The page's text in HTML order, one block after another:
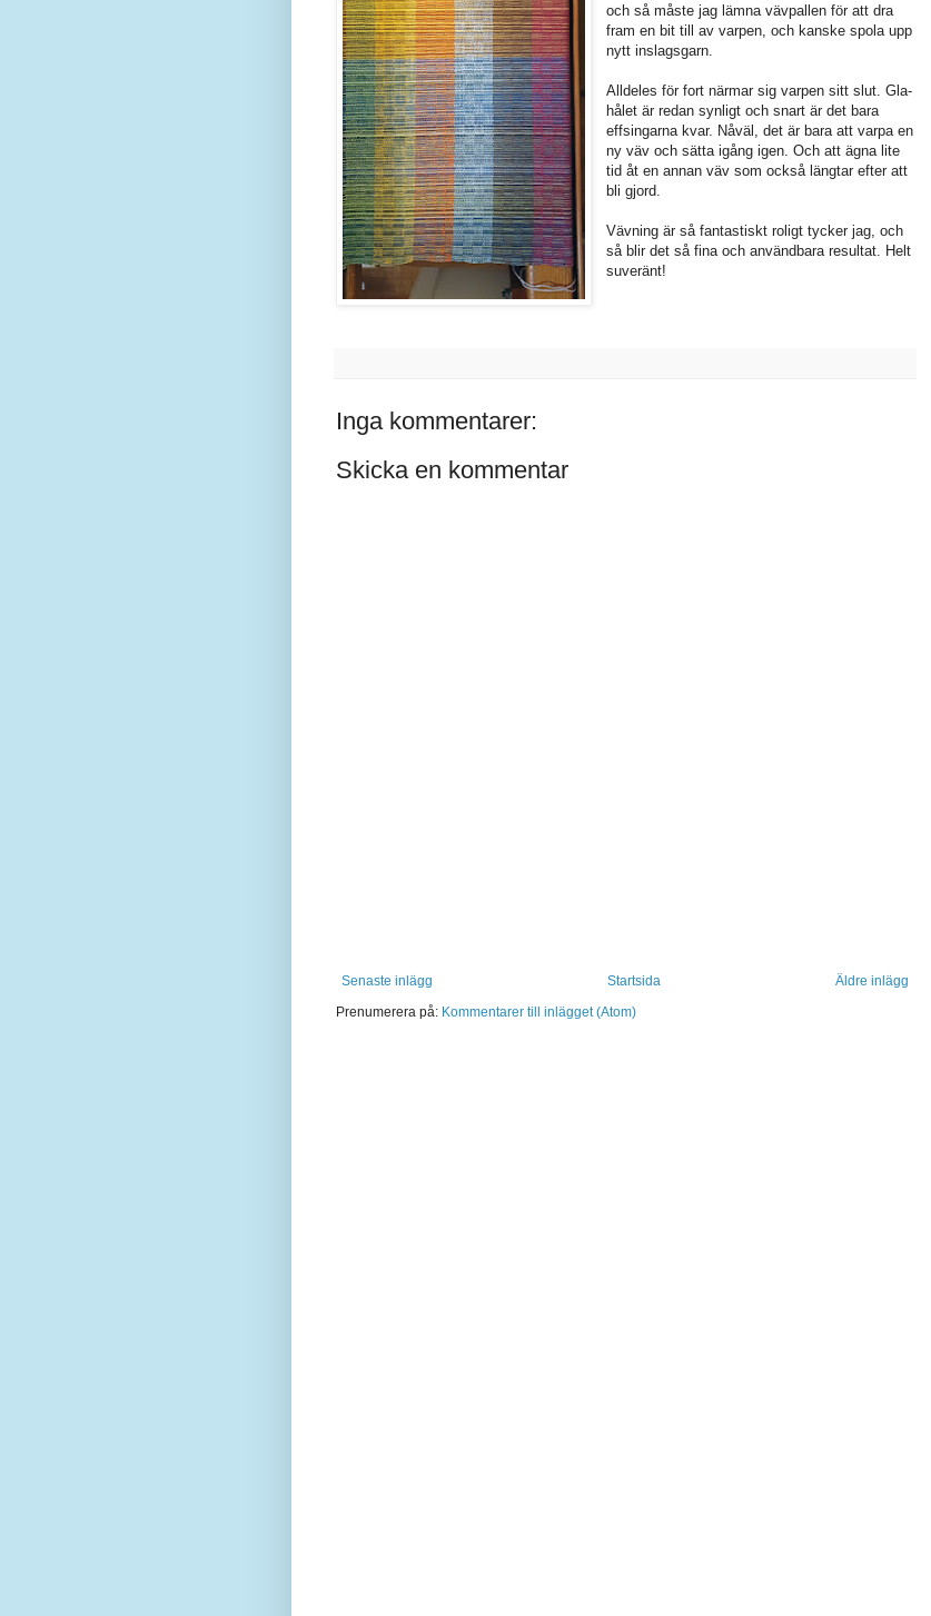
och så måste jag lämna vävpallen för att dra
fram en bit till av varpen, och kanske spola upp
nytt inslagsgarn.
Alldeles för fort närmar sig varpen sitt slut. Gla-
hålet är redan synligt och snart är det bara
effsingarna kvar. Nåväl, det är bara att varpa en
ny väv och sätta igång igen. Och att ägna lite
tid åt en annan väv som också längtar efter att
bli gjord.
Vävning är så fantastiskt roligt tycker jag, och
så blir det så fina och användbara resultat. Helt
suveränt!
Inga kommentarer:
Skicka en kommentar
Senaste inlägg Äldre inlägg
Startsida
Prenumerera på: Kommentarer till inlägget (Atom)